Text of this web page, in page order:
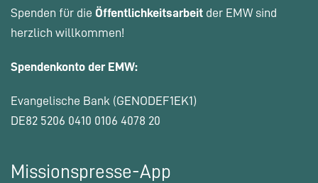
Spenden für die Öffentlichkeitsarbeit der EMW sind
herzlich willkommen!
Spendenkonto der EMW:
Evangelische Bank (GENODEF1EK1)
DE82 5206 0410 0106 4078 20
Missionspresse-App